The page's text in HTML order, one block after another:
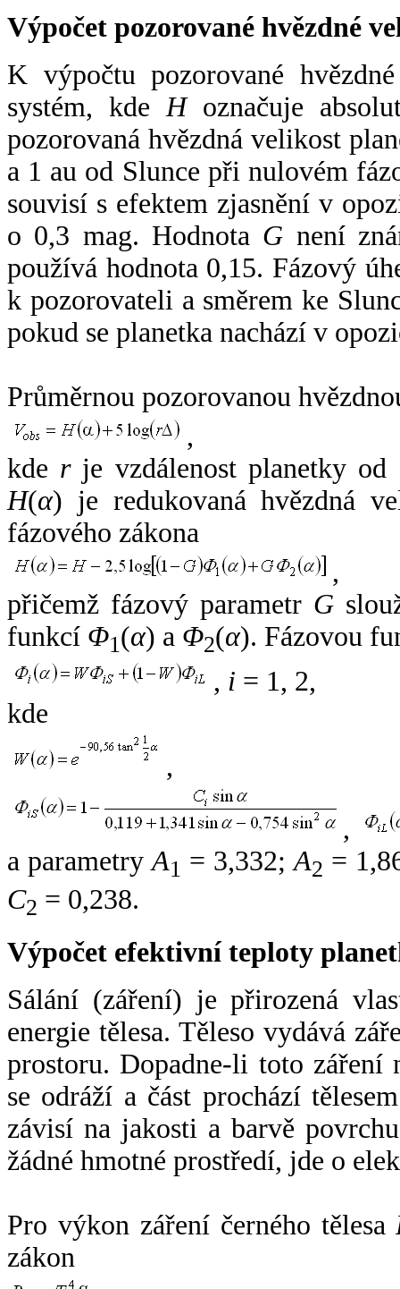
Výpočet pozorované hvězdné
K výpočtu pozorované
systém, kde Hoznačuje
pozorovaná hvězdná velikost
a 1 au od Slunce při nulovém
souvisí s efektem zjasnění v
o 0,3 mag. Hodnota G není
používá hodnota 0,15. Fázový
k pozorovateli a směrem ke
pokud se planetka nachází v
Průměrnou pozorovanou
,
kde rje vzdálenost planetky od
H(α) je redukovaná hvězdná
fázového zákona
,
přičemž fázový parametr G
funkcí Φ1(α) a Φ2(α). Fázovou
, i = 1, 2,
kde
,
,
a parametryA1 = 3,332;A2 =
C2 = 0,238.
Výpočet efektivní teploty
Sálání (záření) je přirozená
energie tělesa. Těleso vydává
prostoru. Dopadne-li toto záření
se odráží a část prochází
závisí na jakosti a barvě
žádné hmotné prostředí, jde o
Pro výkon záření černého tělesa
zákon